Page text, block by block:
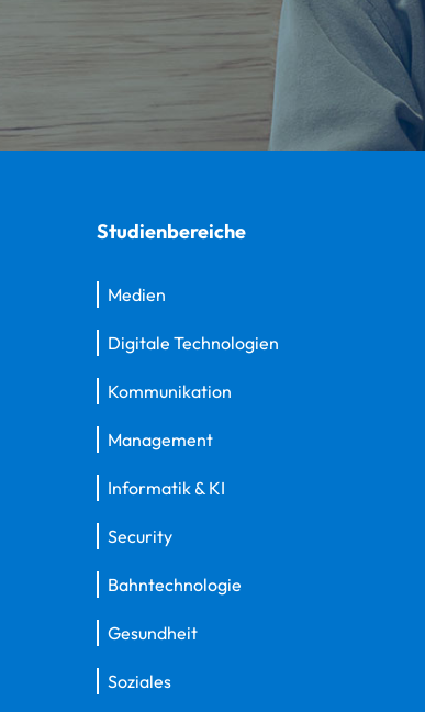
Studienbereiche
Medien
Digitale Technologien
Kommunikation
Management
Informatik & KI
Security
Bahntechnologie
Gesundheit
Soziales